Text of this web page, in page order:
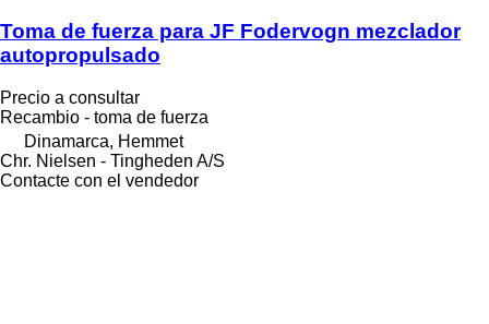
Toma de fuerza para JF Fodervogn mezclador
autopropulsado
Precio a consultar
Recambio - toma de fuerza
Dinamarca, Hemmet
Chr. Nielsen - Tingheden A/S
Contacte con el vendedor